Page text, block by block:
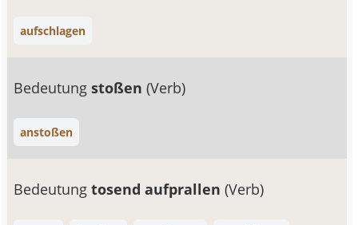
aufschlagen
Bedeutungstoßen(Verb)
anstoßen
Bedeutungtosend aufprallen(Verb)